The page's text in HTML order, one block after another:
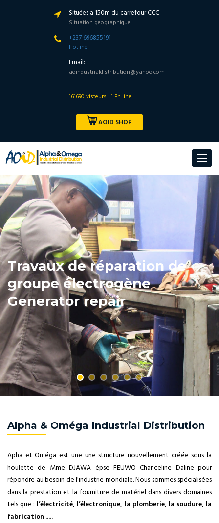
Situées a 150m du carrefour CCC
Situation geographique
+237 696855191
Hotline
Email:
aoindustrialdistribution@yahoo.com
161690 visteurs | 1 En line
AOID SHOP
Toggle
Travaux de réparation de
groupe électrogène
Generator repair
Alpha & Oméga Industrial Distribution
Apha et Oméga est une une structure nouvellement créée sous la
houlette de Mme DJAWA épse FEUWO Chanceline Daline pour
répondre au besoin de l'industrie mondiale. Nous sommes spécialisées
dans la prestation et la fourniture de matériel dans divers domaines
tels que : l’électricité, l’électronique, la plomberie, la soudure, la
fabrication .....